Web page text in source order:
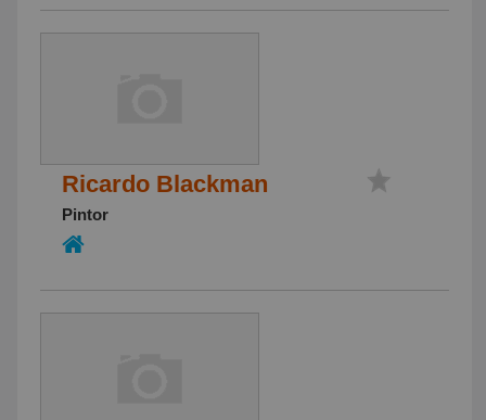
Ricardo Blackman
Pintor